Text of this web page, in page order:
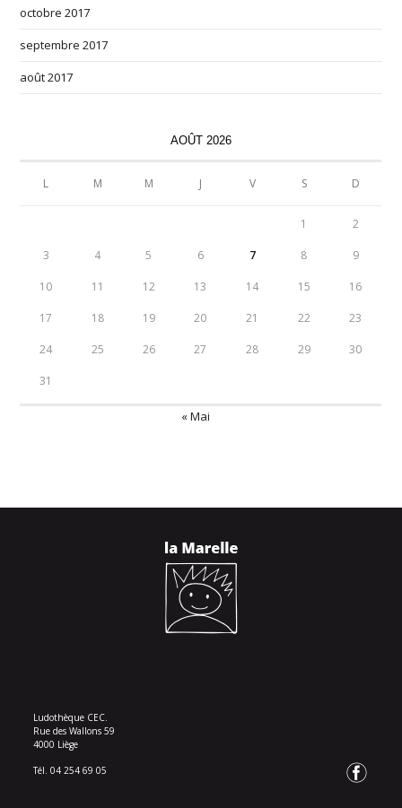
octobre 2017
septembre 2017
août 2017
AOÛT 2026
L M M J V S D
1 2
3 4 5 6 7 8 9
10 11 12 13 14 15 16
17 18 19 20 21 22 23
24 25 26 27 28 29 30
31
« Mai
Ludothèque CEC.
Rue des Wallons 59
4000 Liège
Tél. 04 254 69 05